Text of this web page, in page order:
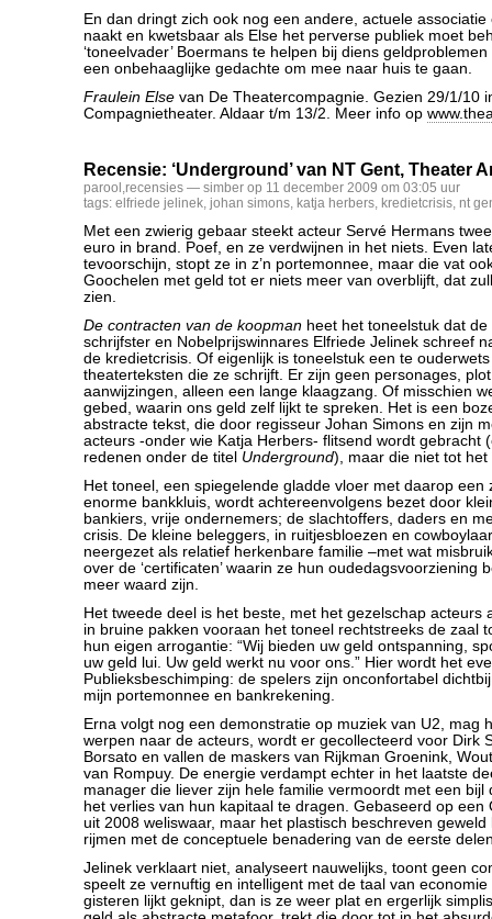
En dan dringt zich ook nog een andere, actuele
naakt en kwetsbaar als Else het perverse publiek moet
‘toneelvader’ Boermans te helpen bij diens
een onbehaaglijke gedachte om mee naar huis te gaan.
Fraulein Else van De Theatercompagnie. Gezien 29/1/10
Compagnietheater. Aldaar t/m 13/2. Meer info op
Recensie: ‘Underground’ van NT Gent, Theater
parool ,recensies — simber op 11 december 2009 om 03:05 uur
tags: elfriede jelinek, johan simons, katja herbers, kredietcrisis, nt
Met een zwierig gebaar steekt acteur Servé Hermans
euro in brand. Poef, en ze verdwijnen in het niets. Even
tevoorschijn, stopt ze in z’n portemonnee, maar die vat
Goochelen met geld tot er niets meer van overblijft, dat
zien.
De contracten van de koopman heet het toneelstuk dat
schrijfster en Nobelprijswinnares Elfriede Jelinek schreef
de kredietcrisis. Of eigenlijk is toneelstuk een te
theaterteksten die ze schrijft. Er zijn geen personages,
aanwijzingen, alleen een lange klaagzang. Of misschien
gebed, waarin ons geld zelf lijkt te spreken. Het is een
abstracte tekst, die door regisseur Johan Simons en zijn
acteurs -onder wie Katja Herbers- flitsend wordt gebracht
redenen onder de titel Underground), maar die niet tot
Het toneel, een spiegelende gladde vloer met daarop een
enorme bankkluis, wordt achtereenvolgens bezet door
bankiers, vrije ondernemers; de slachtoffers, daders en
crisis. De kleine beleggers, in ruitjesbloezen en
neergezet als relatief herkenbare familie –met wat
over de ‘certificaten’ waarin ze hun oudedagsvoorziening
meer waard zijn.
Het tweede deel is het beste, met het gezelschap acteurs
in bruine pakken vooraan het toneel rechtstreeks de zaal
hun eigen arrogantie: “Wij bieden uw geld ontspanning,
uw geld lui. Uw geld werkt nu voor ons.” Hier wordt het
Publieksbeschimping: de spelers zijn onconfortabel
mijn portemonnee en bankrekening.
Erna volgt nog een demonstratie op muziek van U2, mag
werpen naar de acteurs, wordt er gecollecteerd voor Dirk
Borsato en vallen de maskers van Rijkman Groenink,
van Rompuy. De energie verdampt echter in het laatste
manager die liever zijn hele familie vermoordt met een bijl
het verlies van hun kapitaal te dragen. Gebaseerd op een
uit 2008 weliswaar, maar het plastisch beschreven geweld
rijmen met de conceptuele benadering van de eerste
Jelinek verklaart niet, analyseert nauwelijks, toont geen
speelt ze vernuftig en intelligent met de taal van
gisteren lijkt geknipt, dan is ze weer plat en ergerlijk